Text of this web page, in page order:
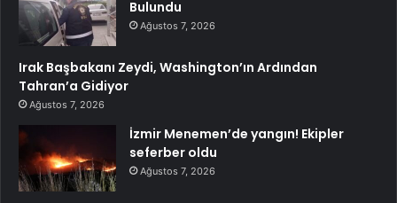
Bulundu
Ağustos 7, 2026
Irak Başbakanı Zeydi, Washington’ın Ardından
Tahran’a Gidiyor
Ağustos 7, 2026
İzmir Menemen’de yangın! Ekipler
seferber oldu
Ağustos 7, 2026